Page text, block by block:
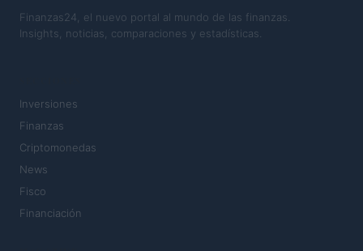
Finanzas24, el nuevo portal al mundo de las finanzas.
Insights, noticias, comparaciones y estadísticas.
Inversiones
Finanzas
Criptomonedas
News
Fisco
Financiación